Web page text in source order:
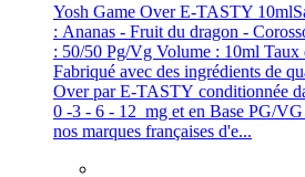
Yosh Game Over E-TASTY
: Ananas - Fruit du dragon -
: 50/50 Pg/Vg Volume : 10ml
Fabriqué avec des ingrédients de
Over par E-TASTY conditionnée
0 -3 - 6 - 12 mg et en Base PG/
nos marques françaises d'e...